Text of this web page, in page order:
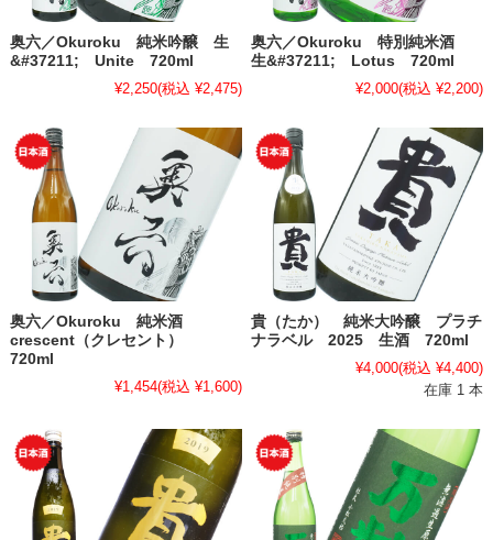
奥六／Okuroku 純米吟醸 生
&#37211; Unite 720ml
¥2,250(税込 ¥2,475)
奥六／Okuroku 特別純米酒
生&#37211; Lotus 720ml
¥2,000(税込 ¥2,200)
奥六／Okuroku 純米酒
crescent（クレセント）
720ml
¥1,454(税込 ¥1,600)
貴（たか） 純米大吟醸 プラチ
ナラベル 2025 生酒 720ml
¥4,000(税込 ¥4,400)
在庫 1 本